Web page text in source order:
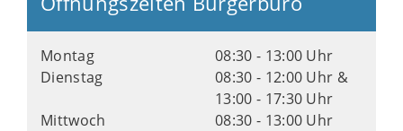
Montag
08:30 - 13:00 Uhr
Dienstag
08:30 - 12:00 Uhr &
13:00 - 17:30 Uhr
Mittwoch
08:30 - 13:00 Uhr